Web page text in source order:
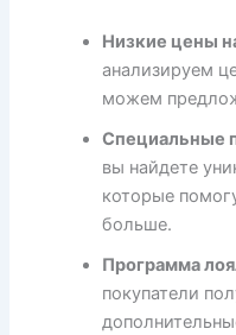
Низкие цены
анализируем
можем
Специальные
вы найдете
которые
больше.
Программа
покупатели